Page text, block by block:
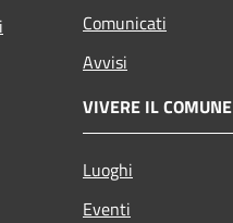
Comunicati
Avvisi
VIVERE IL COMUNE
Luoghi
Eventi